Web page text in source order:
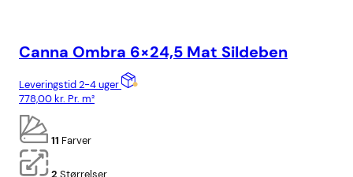
Canna Ombra 6×24,5 Mat Sildeben
Leveringstid 2-4 uger
778,00kr. Pr. m²
11 Farver